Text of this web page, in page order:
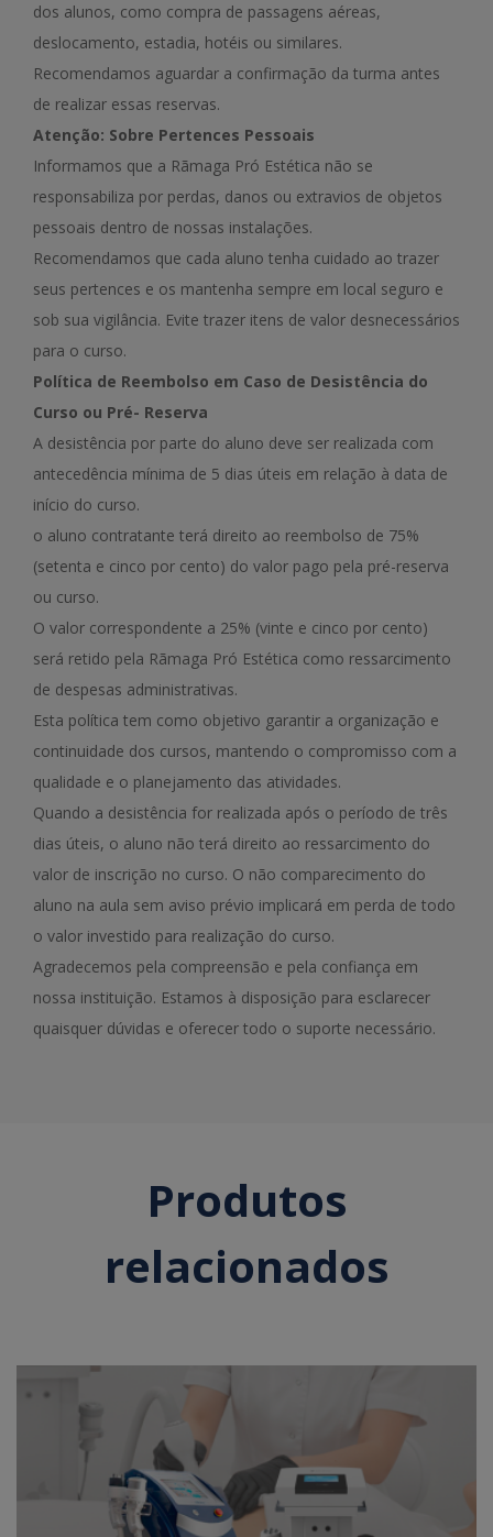
dos alunos, como compra de passagens aéreas,
deslocamento, estadia, hotéis ou similares.
Recomendamos aguardar a confirmação da turma antes
de realizar essas reservas.
Atenção: Sobre Pertences Pessoais
Informamos que a Rãmaga Pró Estética não se
responsabiliza por perdas, danos ou extravios de objetos
pessoais dentro de nossas instalações.
Recomendamos que cada aluno tenha cuidado ao trazer
seus pertences e os mantenha sempre em local seguro e
sob sua vigilância. Evite trazer itens de valor desnecessários
para o curso.
Política de Reembolso em Caso de Desistência do
Curso ou Pré- Reserva
A desistência por parte do aluno deve ser realizada com
antecedência mínima de 5 dias úteis em relação à data de
início do curso.
o aluno contratante terá direito ao reembolso de 75%
(setenta e cinco por cento) do valor pago pela pré-reserva
ou curso.
O valor correspondente a 25% (vinte e cinco por cento)
será retido pela Rãmaga Pró Estética como ressarcimento
de despesas administrativas.
Esta política tem como objetivo garantir a organização e
continuidade dos cursos, mantendo o compromisso com a
qualidade e o planejamento das atividades.
Quando a desistência for realizada após o período de três
dias úteis, o aluno não terá direito ao ressarcimento do
valor de inscrição no curso. O não comparecimento do
aluno na aula sem aviso prévio implicará em perda de todo
o valor investido para realização do curso.
Agradecemos pela compreensão e pela confiança em
nossa instituição. Estamos à disposição para esclarecer
quaisquer dúvidas e oferecer todo o suporte necessário.
Produtos
relacionados